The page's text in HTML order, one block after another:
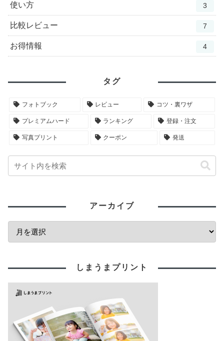
使い方 3
比較レビュー 7
お得情報 4
タグ
フォトブック レビュー コツ・裏ワザ
プレミアムハード ランキング 登録・注文
写真プリント クーポン 発送
アーカイブ
しまうまプリント